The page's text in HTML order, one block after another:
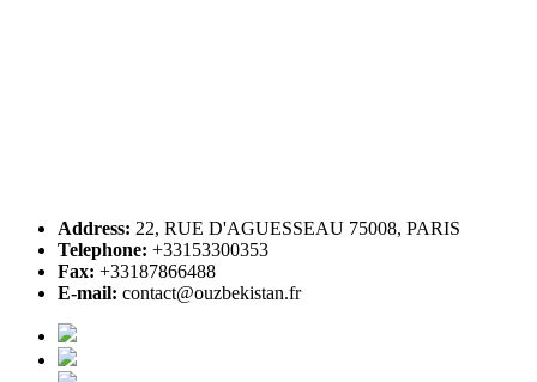
Address: 22, RUE D'AGUESSEAU 75008, PARIS
Telephone: +33153300353
Fax: +33187866488
E-mail: contact@ouzbekistan.fr